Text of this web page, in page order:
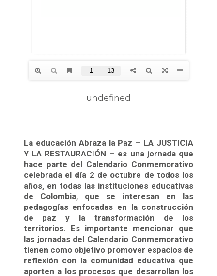
undefined
La educación Abraza la Paz – LA JUSTICIA
Y LA RESTAURACIÓN – es una jornada que
hace parte del Calendario Conmemorativo
celebrada el día 2 de octubre de todos los
años, en todas las instituciones educativas
de Colombia, que se interesan en las
pedagogías enfocadas en la construcción
de paz y la transformación de los
territorios. Es importante mencionar que
las jornadas del Calendario Conmemorativo
tienen como objetivo promover espacios de
reflexión con la comunidad educativa que
aporten a los procesos que desarrollan los